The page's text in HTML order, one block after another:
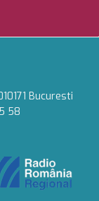
Bucuresti
58